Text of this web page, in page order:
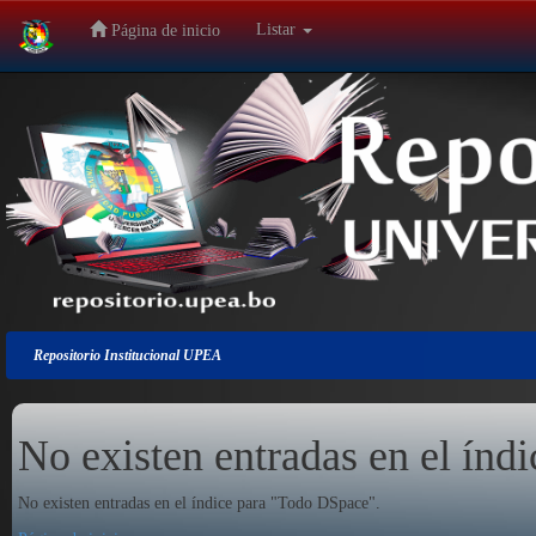
Salir
navegación
Página de inicio Listar
Repositorio Institucional UPEA
No existen entradas en el
No existen entradas en el índice para "Todo DSpace".